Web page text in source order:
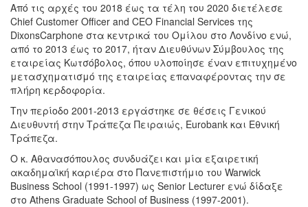
Από τις αρχές του 2018 έως τα τέλη του 2020 διετέλεσε
Chief Customer Officer and CEO Financial Services της
DixonsCarphone στα κεντρικά του Ομίλου στο Λονδίνο ενώ,
από το 2013 έως το 2017, ήταν Διευθύνων Σύμβουλος της
εταιρείας Κωτσόβολος, όπου υλοποίησε έναν επιτυχημένο
μετασχηματισμό της εταιρείας επαναφέροντας την σε
πλήρη κερδοφορία.
Την περίοδο 2001-2013 εργάστηκε σε θέσεις Γενικού
Διευθυντή στην Τράπεζα Πειραιώς, Eurobank και Εθνική
Τράπεζα.
Ο κ. Αθανασόπουλος συνδυάζει και μία εξαιρετική
ακαδημαϊκή καριέρα στο Πανεπιστήμιο του Warwick
Business School (1991-1997) ως Senior Lecturer ενώ δίδαξε
στο Athens Graduate School of Business (1997-2001).